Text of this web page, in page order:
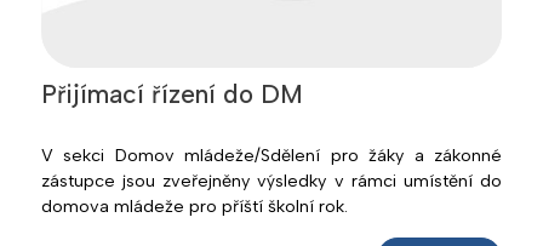
Přijímací řízení do DM
V sekci Domov mládeže/Sdělení pro žáky a zákonné
zástupce jsou zveřejněny výsledky v rámci umístění do
domova mládeže pro příští školní rok.